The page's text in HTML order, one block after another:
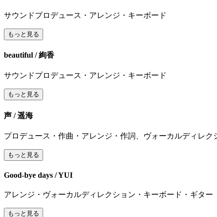
サウンドプロデュース・アレンジ・キーボード
もっと見る
beautiful / 絢香
サウンドプロデュース・アレンジ・キーボード
もっと見る
声 / 遥海
プロデュース・作曲・アレンジ・作詞、ヴォーカルディレク
もっと見る
Good-bye days / YUI
アレンジ・ヴォーカルディレクション・キーボード・ギター
もっと見る